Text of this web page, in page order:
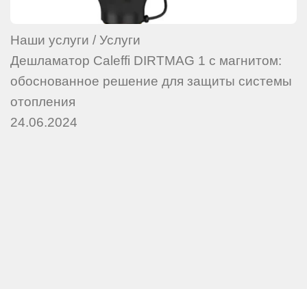
Наши услуги / Услуги
Дешламатор Caleffi DIRTMAG 1 с магнитом:
обоснованное решение для защиты системы
отопления
24.06.2024